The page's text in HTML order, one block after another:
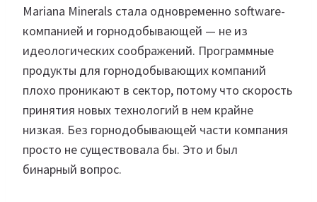
Mariana Minerals стала одновременно software-
компанией и горнодобывающей — не из
идеологических соображений. Программные
продукты для горнодобывающих компаний
плохо проникают в сектор, потому что скорость
принятия новых технологий в нем крайне
низкая. Без горнодобывающей части компания
просто не существовала бы. Это и был
бинарный вопрос.